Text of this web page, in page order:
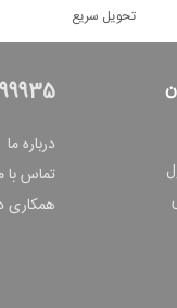
تحویل سریع
درباره ما
تماس با
همکاری